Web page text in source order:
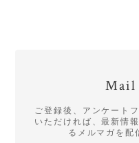
Mail
ご登録後、アンケート
いただければ、最新情
るメルマガを配